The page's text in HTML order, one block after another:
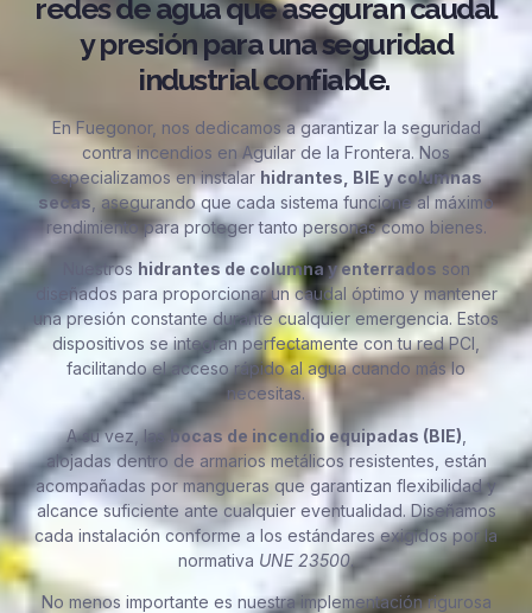
redes de agua que aseguran caudal
y presión para una seguridad
industrial confiable.
En Fuegonor, nos dedicamos a garantizar la seguridad
contra incendios en Aguilar de la Frontera. Nos
especializamos en instalar hidrantes, BIE y columnas
secas , asegurando que cada sistema funcione al máximo
rendimiento para proteger tanto personas como bienes.
Nuestros hidrantes de columna y enterrados son
diseñados para proporcionar un caudal óptimo y mantener
una presión constante durante cualquier emergencia. Estos
dispositivos se integran perfectamente con tu red PCI,
facilitando el acceso rápido al agua cuando más lo
necesitas.
A su vez, las bocas de incendio equipadas (BIE)
alojadas dentro de armarios metálicos resistentes, están
acompañadas por mangueras que garantizan flexibilidad y
alcance suficiente ante cualquier eventualidad. Diseñamos
cada instalación conforme a los estándares exigidos por la
normativa UNE 23500.
No menos importante es nuestra implementación rigurosa